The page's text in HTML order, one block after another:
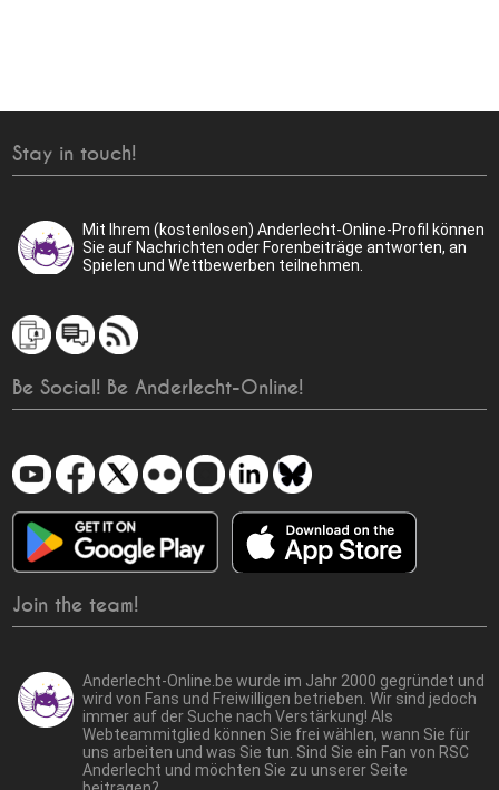
Stay in touch!
Mit Ihrem (kostenlosen) Anderlecht-Online-Profil können
Sie auf Nachrichten oder Forenbeiträge antworten, an
Spielen und Wettbewerben teilnehmen.
Be Social! Be Anderlecht-Online!
Join the team!
Anderlecht-Online.be wurde im Jahr 2000 gegründet und
wird von Fans und Freiwilligen betrieben. Wir sind jedoch
immer auf der Suche nach Verstärkung! Als
Webteammitglied können Sie frei wählen, wann Sie für
uns arbeiten und was Sie tun. Sind Sie ein Fan von RSC
Anderlecht und möchten Sie zu unserer Seite